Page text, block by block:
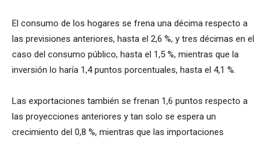
El consumo de los hogares se frena una décima respecto a
las previsiones anteriores, hasta el 2,6 %, y tres décimas en el
caso del consumo público, hasta el 1,5 %, mientras que la
inversión lo haría 1,4 puntos porcentuales, hasta el 4,1 %.
Las exportaciones también se frenan 1,6 puntos respecto a
las proyecciones anteriores y tan solo se espera un
crecimiento del 0,8 %, mientras que las importaciones